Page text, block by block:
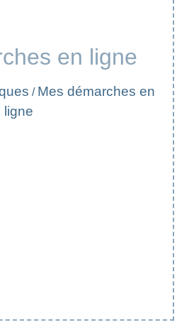
en ligne
/ Mes démarches en
ligne